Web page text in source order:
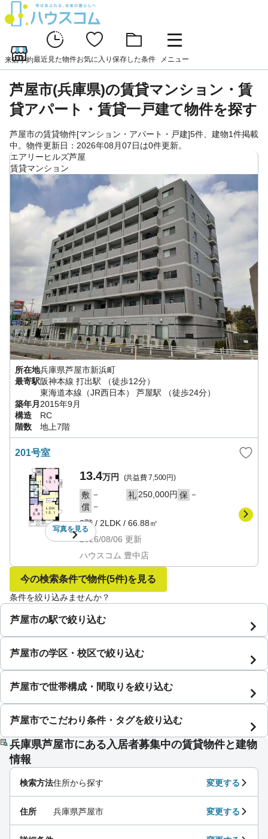
来店予約最近見た物件お気に入り 保存した条件 メニュー
芦屋市(兵庫県)の賃貸マンション・賃
貸アパート・賃貸一戸建て物件を探す
芦屋市の賃貸物件[マンション・アパート・戸建]5件、建物1件掲載
中。物件更新日：2026年08月07日は0件更新。
エアリーヒルズ芦屋
賃貸マンション
所在地兵庫県芦屋市新浜町
最寄駅阪神本線 打出駅
（徒歩12分）
東海道本線（JR西日本）
芦屋駅
（徒歩24分）
築年月 2015年9月
構造
RC
階数
地上7階
201号室
写真を見る
13.4万円 (共益費7,500円)
敷 － 礼 250,000円 保 －
償 －
2階/ 2LDK / 66.88㎡
2026/08/06 更新
ハウスコム 豊中店
今の検索条件で物件(5件)を見る
条件を絞り込みませんか？
芦屋市の駅で絞り込む
芦屋市の学区・校区で絞り込む
芦屋市で世帯構成・間取りを絞り込む
芦屋市でこだわり条件・タグを絞り込む
兵庫県芦屋市にある入居者募集中の賃貸物件と建物
情報
検索方法住所から探す 変更する
住所 兵庫県芦屋市 変更する